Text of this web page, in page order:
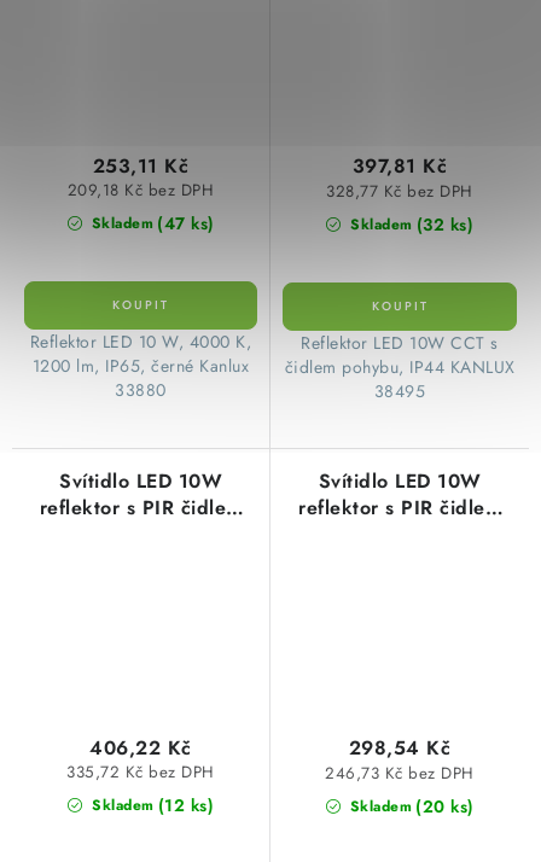
Skladem (47 ks)
209,18 Kč bez DPH
253,11 Kč
Reflektor LED 10 W, 4000 K,
1200 lm, IP65, černé Kanlux
33880
Skladem (32 ks)
328,77 Kč bez DPH
397,81 Kč
​Reflektor LED 10W CCT s
čidlem pohybu, IP44 KANLUX
38495
Svítidlo LED 10W
reflektor s PIR čidlem
Skladem (12 ks)
335,72 Kč bez DPH
406,22 Kč
Svítidlo LED 10W
reflektor s PIR čidlem
Skladem (20 ks)
246,73 Kč bez DPH
298,54 Kč